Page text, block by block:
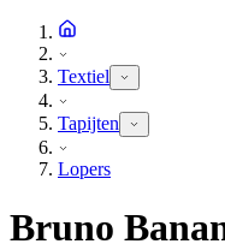
Textiel
Tapijten
Lopers
Bruno